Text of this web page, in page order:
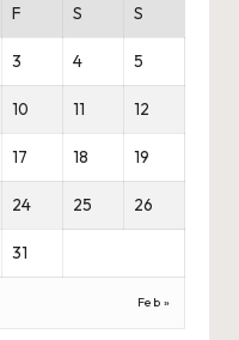
F S S
3 4 5
10 11 12
17 18 19
24 25 26
31
Feb »